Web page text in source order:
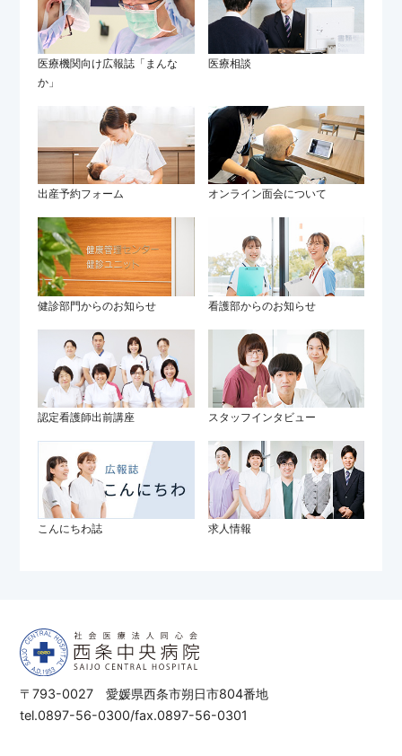
医療機関向け広報誌「まんな
か」
医療相談
出産予約フォーム オンライン面会について
健診部門からのお知らせ 看護部からのお知らせ
認定看護師出前講座 スタッフインタビュー
こんにちわ誌 求人情報
〒793-0027 愛媛県西条市朔日市804番地
tel.0897-56-0300/fax.0897-56-0301